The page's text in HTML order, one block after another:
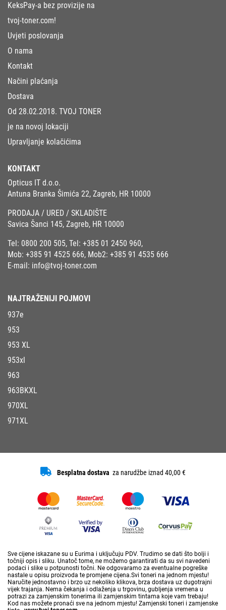
KeksPay-a bez provizije na
tvoj-toner.com!
Uvjeti poslovanja
O nama
Kontakt
Načini plaćanja
Dostava
Od 28.02.2018. TVOJ TONER
je na novoj lokaciji
Upravljanje kolačićima
KONTAKT
Opticus IT d.o.o.
Antuna Branka Šimića 22, Zagreb, HR 10000
PRODAJA / URED / SKLADIŠTE
Savica Šanci 145, Zagreb, HR 10000
Tel: 0800 200 505, Tel: +385 01 2450 960,
Mob: +385 91 4525 666, Mob2: +385 91 4535 666
E-mail: info@tvoj-toner.com
NAJTRAŽENIJI POJMOVI
937e
953
953 XL
953xl
963
963BKXL
970XL
971XL
Besplatna dostava za narudžbe iznad 40,00 €
Sve cijene iskazane su u Eurima i uključuju PDV. Trudimo se dati što bolji i
točniji opis i sliku. Unatoč tome, ne možemo garantirati da su svi navedeni
podaci i slike u potpunosti točni. Ne odgovaramo za eventualne pogreške
nastale u opisu proizvoda te promjene cijena.Svi toneri na jednom mjestu!
Naručite jednostavno i brzo uz nekoliko klikova, brza dostava uz dugotrajni
vijek trajanja. Nema čekanja i odlaženja u trgovinu, gubljenja vremena u
potrazi za zamjenskim tonerima ili zamjenskim tintama koje vam trebaju!
Kod nas možete pronaći sve na jednom mjestu! Zamjenski toneri i zamjenske